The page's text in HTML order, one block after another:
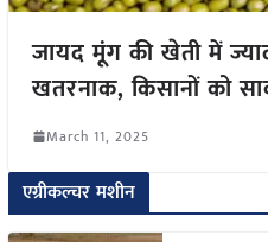
जायद मूंग की खेती में
खतरनाक, किसानों को
March 11, 2025
एग्रीकल्चर मशीन